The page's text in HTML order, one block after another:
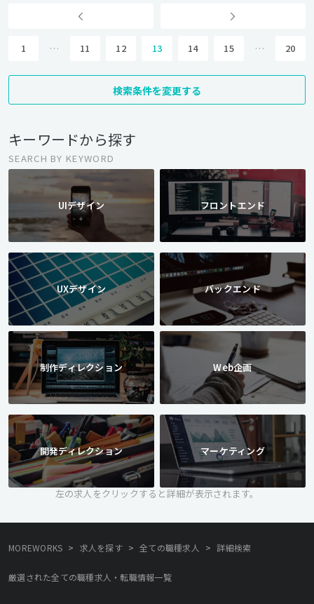
1 … 11 12 13 14 15 … 20
検索条件を変更する
キーワードから探す
SEARCH BY KEYWORD
UIデザイン
UXデザイン
フロントエンド
バックエンド
制作ディレクション
開発ディレクション
Web企画
マーケティング
左の求人をクリックすると詳細が表示されます。
MOREWORKS > 求人を探す > 全ての職種求人 > 詳細検索
厳選された全ての職種求人・転職情報一覧